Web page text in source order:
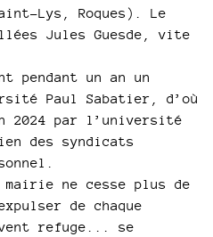
Lys, Roques). Le
Jules Guesde, vite
pendant un an un
Paul Sabatier, d’où
2024 par l’université
des syndicats
ne cesse plus de
de chaque
refuge... se